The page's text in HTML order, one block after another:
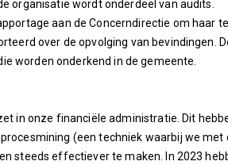
organisatie wordt onderdeel van audits.
aan de Concerndirectie om haar
over de opvolging van bevindingen.
worden onderkend in de gemeente.
in onze financiële administratie. Dit
(een techniek waarbij we
steeds effectiever te maken. In 2023